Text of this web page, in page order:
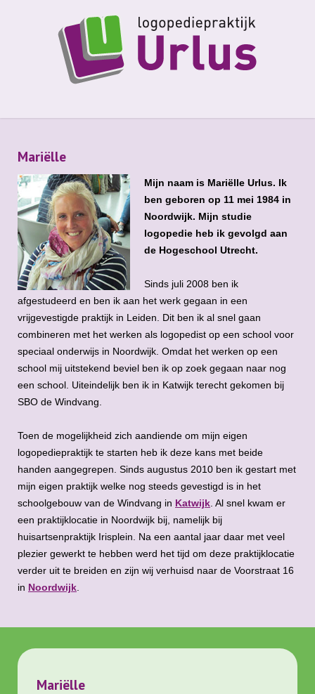
Mariëlle
Mijn naam is Mariëlle Urlus. Ik
ben geboren op 11 mei 1984 in
Noordwijk. Mijn studie
logopedie heb ik gevolgd aan
de Hogeschool Utrecht.
Sinds juli 2008 ben ik
afgestudeerd en ben ik aan het werk gegaan in een
vrijgevestigde praktijk in Leiden. Dit ben ik al snel gaan
combineren met het werken als logopedist op een school voor
speciaal onderwijs in Noordwijk. Omdat het werken op een
school mij uitstekend beviel ben ik op zoek gegaan naar nog
een school. Uiteindelijk ben ik in Katwijk terecht gekomen bij
SBO de Windvang.
Toen de mogelijkheid zich aandiende om mijn eigen
logopediepraktijk te starten heb ik deze kans met beide
handen aangegrepen. Sinds augustus 2010 ben ik gestart met
mijn eigen praktijk welke nog steeds gevestigd is in het
schoolgebouw van de Windvang in Katwijk . Al snel kwam er
een praktijklocatie in Noordwijk bij, namelijk bij
huisartsenpraktijk Irisplein. Na een aantal jaar daar met veel
plezier gewerkt te hebben werd het tijd om deze praktijklocatie
verder uit te breiden en zijn wij verhuisd naar de Voorstraat 16
in Noordwijk
Mariëlle